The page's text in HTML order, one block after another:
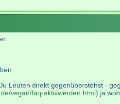
Leuten direkt gegenüberstehst -
vegan/faq-aktivwerden.html) ja